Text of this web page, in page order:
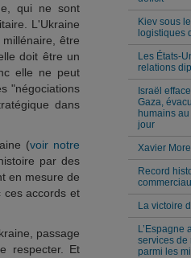
qui ne sont
L'Ukraine
être
doit être un
elle ne peut
"négociations
dans
(voir notre
par des
en mesure de
ces accords et
passage
respecter. Et
Kiev sous
logistiques
Les États-
relations
Israël
Gaza,
humains
jour
Xavier
Record
La victoire
L’Espagne
services de
parmi les